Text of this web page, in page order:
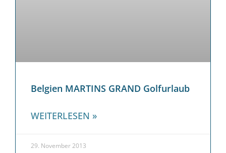
Belgien MARTINS GRAND Golfurlaub
WEITERLESEN »
29. November 2013